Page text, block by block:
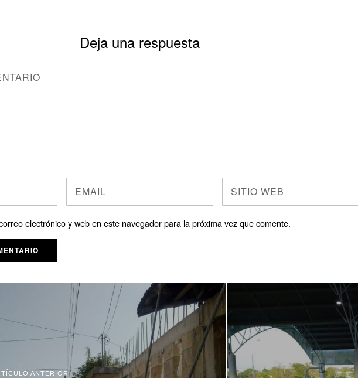
Deja una respuesta
electrónico y web en este navegador para la próxima vez que comente.
ANTERIOR